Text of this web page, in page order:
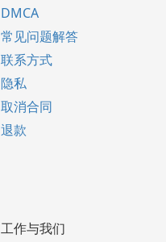
DMCA
常见问题解答
联系方式
隐私
取消合同
退款
工作与我们